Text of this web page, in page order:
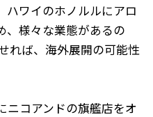
ハワイのホノルルにアロ
、様々な業態があるの
れば、海外展開の可能性
ニコアンドの旗艦店をオ